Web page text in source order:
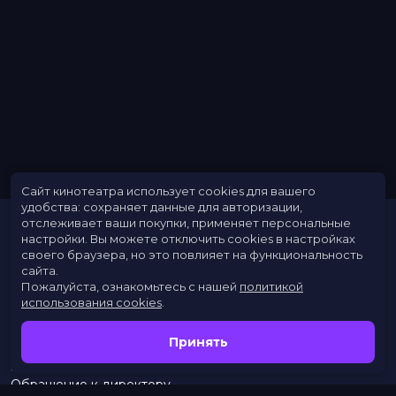
Расписание
Скоро в кино
Заведения
Обращение к директору
Сайт кинотеатра использует cookies для вашего
удобства: сохраняет данные для авторизации,
отслеживает ваши покупки, применяет персональные
настройки. Вы можете отключить cookies в настройках
своего браузера, но это повлияет на функциональность
сайта.
Пожалуйста, ознакомьтесь с нашей политикой
использования cookies
Принять